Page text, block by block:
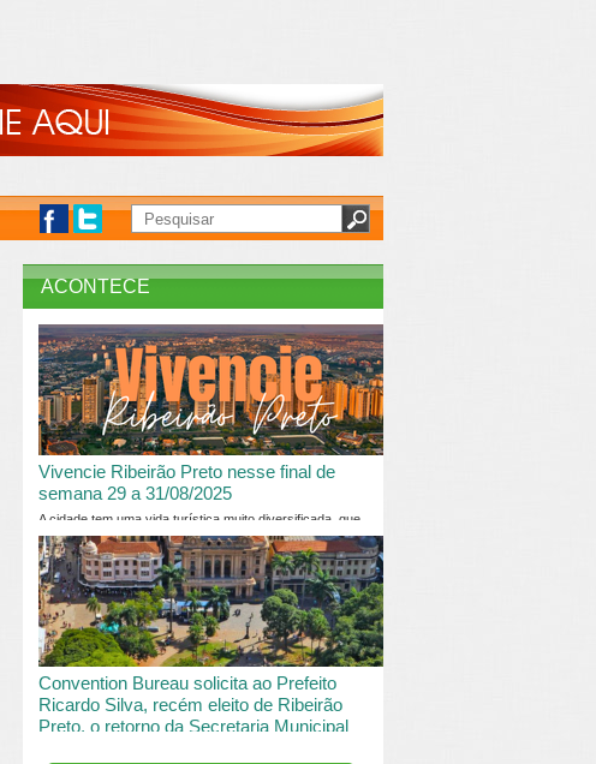
INSERIR DESCRIÇÃO DO POST/PAGINAS
ACONTECE
Vivencie Ribeirão Preto nesse final de
semana 29 a 31/08/2025
A cidade tem uma vida turística muito diversificada, que
vai desde o turismo de saude à contemplação de
passaros....
Convention Bureau solicita ao Prefeito
Ricardo Silva, recém eleito de Ribeirão
Preto, o retorno da Secretaria Municipal